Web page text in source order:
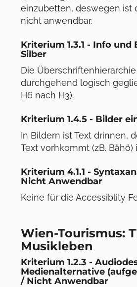
einzubetten, deswegen ist
nicht anwendbar.
Kriterium 1.3.1 - Info und
Silber
Die
durchgehend logisch
H6 nach H3).
Kriterium 1.4.5 - Bilder
In Bildern ist Text drinnen,
Text vorhkommt (zB. Bähö)
Kriterium 4.1.1 -
Nicht Anwendbar
Keine für die Accessiblity
Wien-Tourismus:
Musikleben
Kriterium 1.2.3 -
Medienalternative
/ Nicht Anwendbar